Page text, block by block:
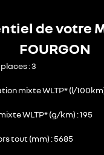
de votre
FOURGON
3
mixte WLTP* (l/
WLTP* (g/km) 195
tout (mm) 5685